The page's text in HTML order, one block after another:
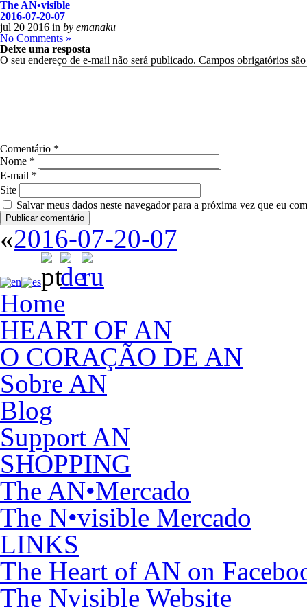
The AN•visible
2016-07-20-07
jul 20 2016 in by emanaku
No Comments »
Deixe uma resposta
O seu endereço de e-mail não será publicado. Campos obrigatórios
Comentário *
Nome *
E-mail *
Site
Salvar meus dados neste navegador para a próxima vez que eu
«2016-07-20-07
Home
HEART OF AN
O CORAÇÃO DE AN
Sobre AN
Blog
Support AN
SHOPPING
The AN•Mercado
The N•visible Mercado
LINKS
The Heart of AN on
The Nvisible Website